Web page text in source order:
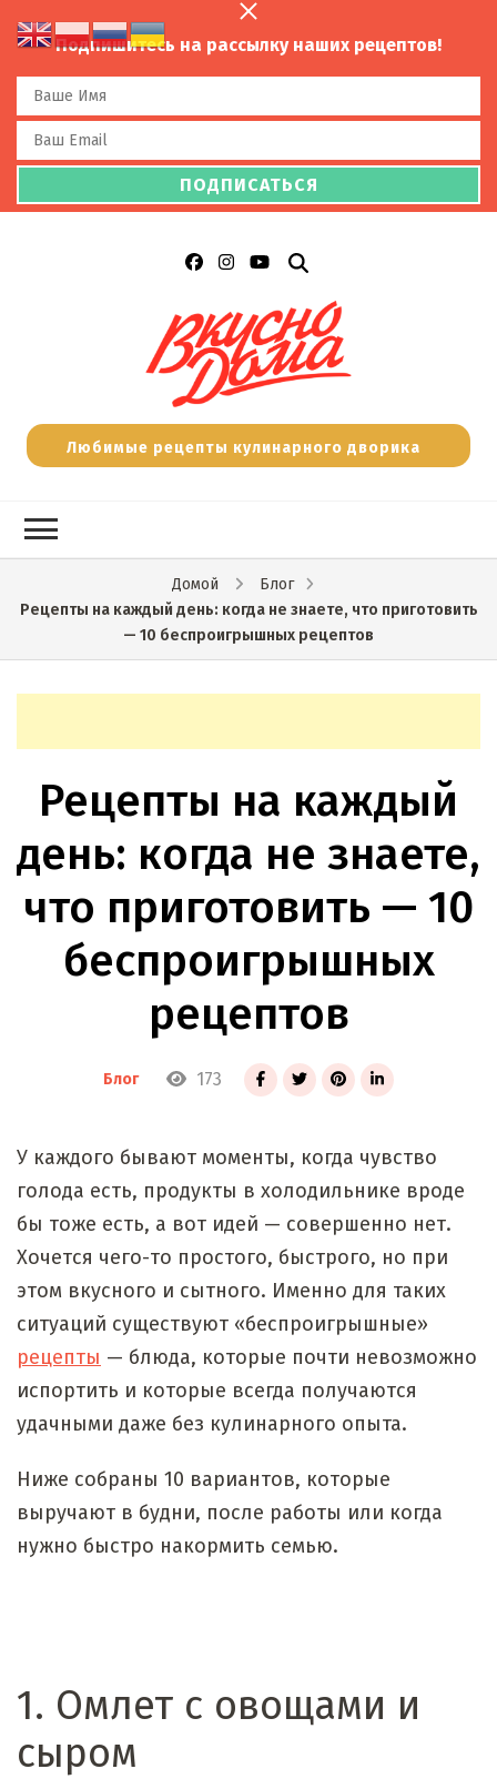
Подпишитесь на рассылку наших рецептов!
Любимые рецепты кулинарного дворика
Домой
Блог
Рецепты на каждый день: когда не знаете, что приготовить
— 10 беспроигрышных рецептов
Рецепты на каждый
день: когда не знаете,
что приготовить — 10
беспроигрышных
рецептов
Блог 173
У каждого бывают моменты, когда чувство
голода есть, продукты в холодильнике вроде
бы тоже есть, а вот идей — совершенно нет.
Хочется чего-то простого, быстрого, но при
этом вкусного и сытного. Именно для таких
ситуаций существуют «беспроигрышные»
рецепты — блюда, которые почти невозможно
испортить и которые всегда получаются
удачными даже без кулинарного опыта.
Ниже собраны 10 вариантов, которые
выручают в будни, после работы или когда
нужно быстро накормить семью.
1. Омлет с овощами и
сыром